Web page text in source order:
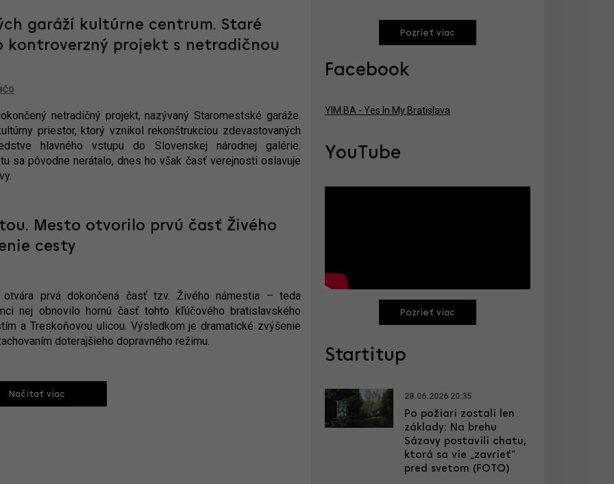
garáží kultúrne centrum. Staré
kontroverzný projekt s netradičnou
netradičný projekt, nazývaný Staromestské garáže.
priestor, ktorý vznikol rekonštrukciou zdevastovaných
hlavného vstupu do Slovenskej národnej galérie.
sa pôvodne nerátalo, dnes ho však časť verejnosti oslavuje
Mesto otvorilo prvú časť Živého
cesty
prvá dokončená časť tzv. Živého námestia – teda
nej obnovilo hornú časť tohto kľúčového bratislavského
a Treskoňovou ulicou. Výsledkom je dramatické zvýšenie
doterajšieho dopravného režimu.
Načitať viac
Pozrieť viac
Facebook
YIM.BA - Yes In My Bratislava
YouTube
Pozrieť viac
Startitup
28.06.2026 20:35
Po požiari zostali len
základy: Na brehu
Sázavy postavili chatu,
ktorá sa vie „zavrieť“
pred svetom (FOTO)